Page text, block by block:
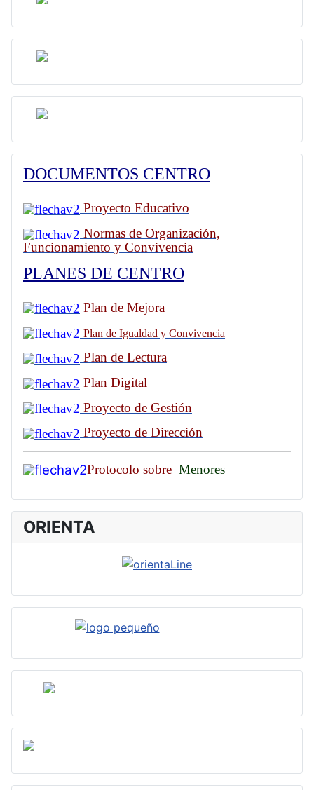
DOCUMENTOS CENTRO
Proyecto Educativo
Normas de Organización,
Funcionamiento y Convivencia
PLANES DE CENTRO
Plan de Mejora
Plan de Igualdad y Convivencia
Plan de Lectura
Plan Digital
Proyecto de Gestión
Proyecto de Dirección
Protocolo sobre Menores
ORIENTA